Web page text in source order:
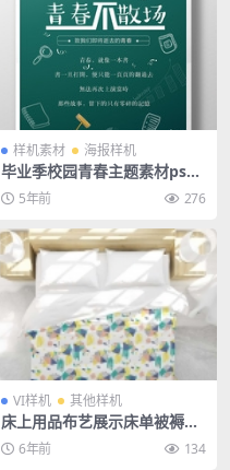
样机素材 海报样机
毕业季校园青春主题素材psd
分层宣传海报
5年前 276
VI样机 其他样机
床上用品布艺展示床单被褥枕
头PS印花图案效果图被子贴图
样机PSD
6年前 134